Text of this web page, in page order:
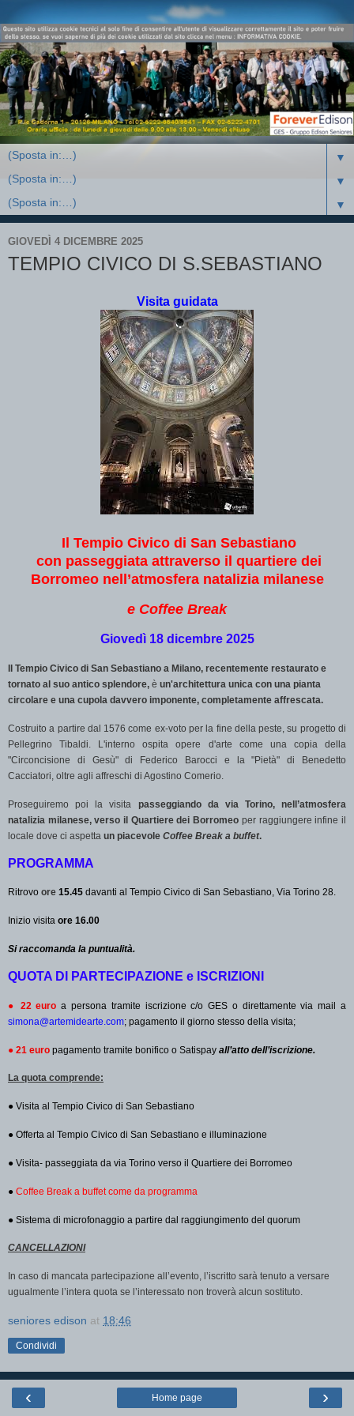
▼
▼
▼
GIOVEDÌ 4 DICEMBRE 2025
TEMPIO CIVICO DI S.SEBASTIANO
Visita guidata
Il Tempio Civico di San Sebastiano
con passeggiata attraverso il quartiere dei
Borromeo nell’atmosfera natalizia milanese
e Coffee Break
Giovedì 18 dicembre 2025
Il Tempio Civico di San Sebastiano a Milano, recentemente restaurato e
tornato al suo antico splendore, è un'architettura unica con una pianta
circolare e una cupola davvero imponente, completamente affrescata.
Costruito a partire dal 1576 come ex-voto per la fine della peste, su progetto di
Pellegrino Tibaldi. L'interno ospita opere d'arte come una copia della
"Circoncisione di Gesù" di Federico Barocci e la "Pietà" di Benedetto
Cacciatori, oltre agli affreschi di Agostino Comerio.
Proseguiremo poi la visita passeggiando da via Torino, nell’atmosfera
natalizia milanese, verso il Quartiere dei Borromeo per raggiungere infine il
locale dove ci aspetta un piacevole Coffee Break a buffet.
PROGRAMMA
Ritrovo ore 15.45 davanti al Tempio Civico di San Sebastiano, Via Torino 28.
Inizio visita ore 16.00
Si raccomanda la puntualità.
QUOTA DI PARTECIPAZIONE e ISCRIZIONI
● 22 euroa persona tramite iscrizione c/o GES o direttamente via mail a
simona@artemidearte.com; pagamento il giorno stesso della visita;
● 21 euro pagamento tramite bonifico o Satispay all’atto dell’iscrizione.
La quota comprende:
● Visita al Tempio Civico di San Sebastiano
● Offerta al Tempio Civico di San Sebastiano e illuminazione
● Visita- passeggiata da via Torino verso il Quartiere dei Borromeo
● Coffee Break a buffet come da programma
● Sistema di microfonaggio a partire dal raggiungimento del quorum
CANCELLAZIONI
In caso di mancata partecipazione all’evento, l’iscritto sarà tenuto a versare
ugualmente l’intera quota se l’interessato non troverà alcun sostituto.
seniores edison at 18:46
Condividi
‹ ›
Home page